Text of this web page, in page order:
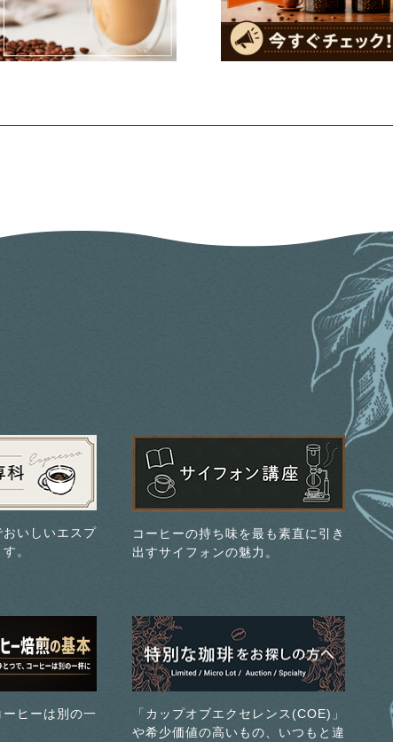
いしいエスプ
。
コーヒーの持ち味を最も素直に引き
出すサイフォンの魅力。
ヒーは別の一
「カップオブエクセレンス(COE)」
や希少価値の高いもの、いつもと違